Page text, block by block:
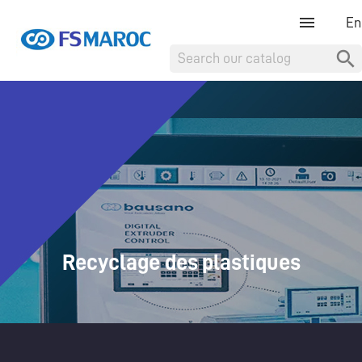

Recyclage des plastiques